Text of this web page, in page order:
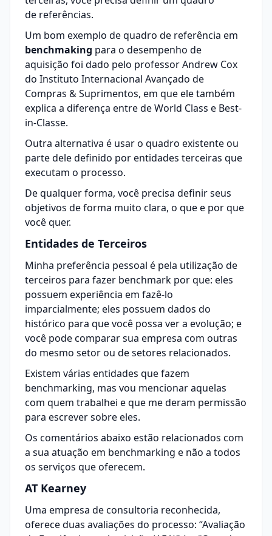
de referências.
Um bom exemplo de quadro de referência em
benchmaking para o desempenho de
aquisição foi dado pelo professor Andrew Cox
do Instituto Internacional Avançado de
Compras & Suprimentos, em que ele também
explica a diferença entre de World Class e Best-
in-Classe.
Outra alternativa é usar o quadro existente ou
parte dele definido por entidades terceiras que
executam o processo.
De qualquer forma, você precisa definir seus
objetivos de forma muito clara, o que e por que
você quer.
Entidades de Terceiros
Minha preferência pessoal é pela utilização de
terceiros para fazer benchmark por que: eles
possuem experiência em fazê-lo
imparcialmente; eles possuem dados do
histórico para que você possa ver a evolução; e
você pode comparar sua empresa com outras
do mesmo setor ou de setores relacionados.
Existem várias entidades que fazem
benchmarking, mas vou mencionar aquelas
com quem trabalhei e que me deram permissão
para escrever sobre eles.
Os comentários abaixo estão relacionados com
a sua atuação em benchmarking e não a todos
os serviços que oferecem.
AT Kearney
Uma empresa de consultoria reconhecida,
oferece duas avaliações do processo: “Avaliação